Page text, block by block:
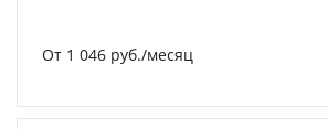
От 1 046 руб./месяц